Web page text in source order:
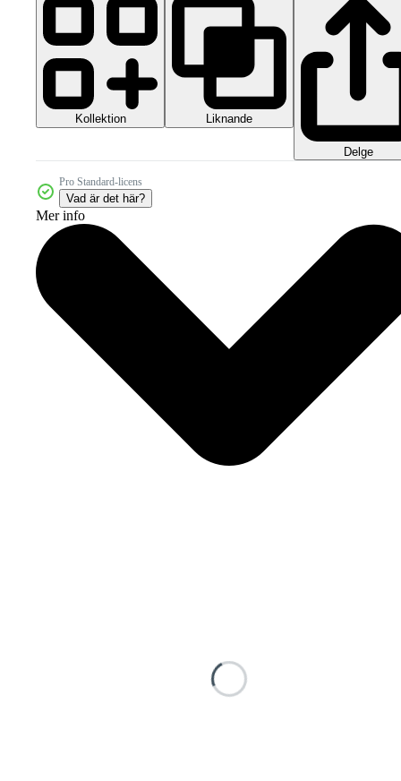
Kollektion Liknande
Delge
Pro Standard-licens
Vad är det här?
Mer info